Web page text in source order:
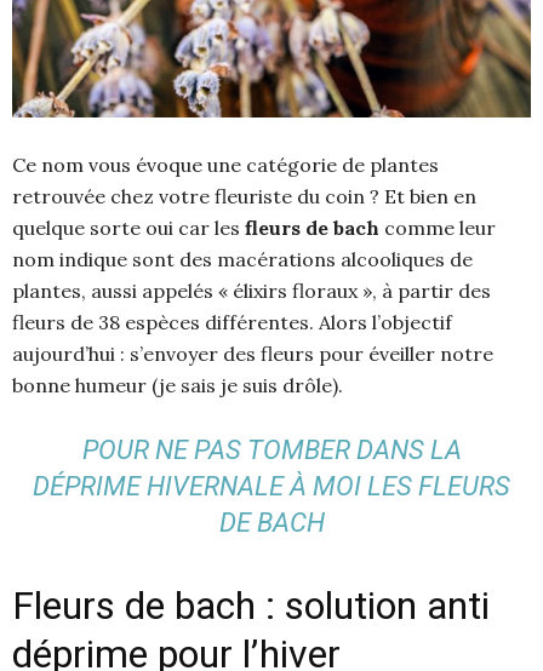
Ce nom vous évoque une catégorie de plantes
retrouvée chez votre fleuriste du coin ? Et bien en
quelque sorte oui car les fleurs de bach comme leur
nom indique sont des macérations alcooliques de
plantes, aussi appelés « élixirs floraux », à partir des
fleurs de 38 espèces différentes. Alors l’objectif
aujourd’hui : s’envoyer des fleurs pour éveiller notre
bonne humeur (je sais je suis drôle).
POUR NE PAS TOMBER DANS LA
DÉPRIME HIVERNALE À MOI LES FLEURS
DE BACH
Fleurs de bach : solution anti
déprime pour l’hiver